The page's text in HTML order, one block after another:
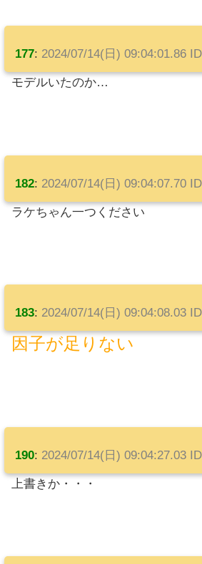
177: 2024/07/14(日) 09:04:01.86
モデルいたのか…
182: 2024/07/14(日) 09:04:07.70
ラケちゃん一つください
183: 2024/07/14(日) 09:04:08.03
因子が足りない
190: 2024/07/14(日) 09:04:27.03
上書きか・・・